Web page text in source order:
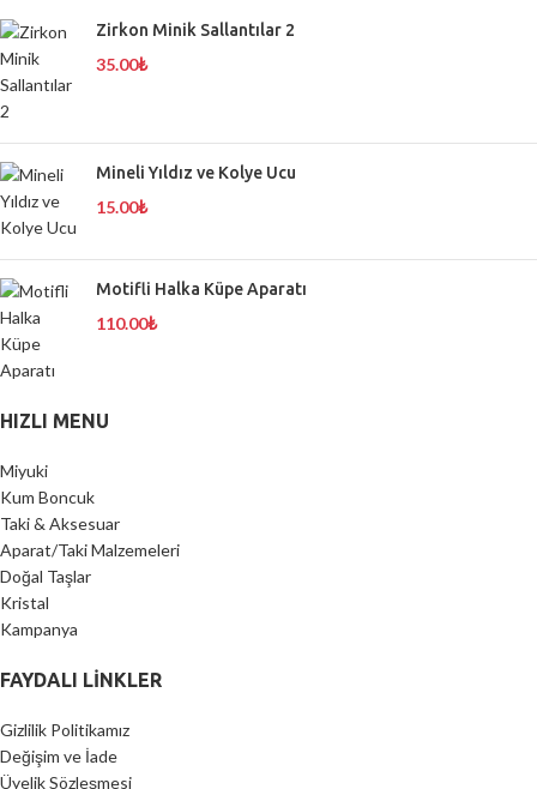
Zirkon Minik Sallantılar 2
35.00₺
Mineli Yıldız ve Kolye Ucu
15.00₺
Motifli Halka Küpe Aparatı
110.00₺
HIZLI MENU
Miyuki
Kum Boncuk
Taki & Aksesuar
Aparat/Taki Malzemeleri
Doğal Taşlar
Kristal
Kampanya
FAYDALI LİNKLER
Gizlilik Politikamız
Değişim ve İade
Üyelik Sözleşmesi